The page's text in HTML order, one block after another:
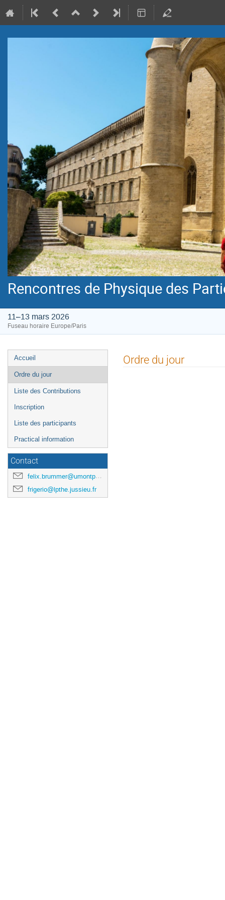
Rencontres de Physique des
11–13 mars 2026
Fuseau horaire Europe/Paris
Menu
de
l'événement
Accueil
Ordre du jour
Liste des Contributions
Inscription
Liste des participants
Practical information
Contact
felix.brummer@umontpellier.fr
frigerio@lpthe.jussieu.fr
Ordre du jour